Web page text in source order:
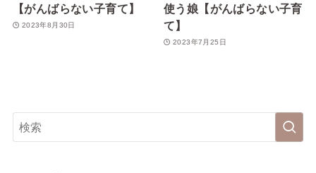
【がんばらない子育て】
2023年8月30日
使う娘【がんばらない子育
て】
2023年7月25日